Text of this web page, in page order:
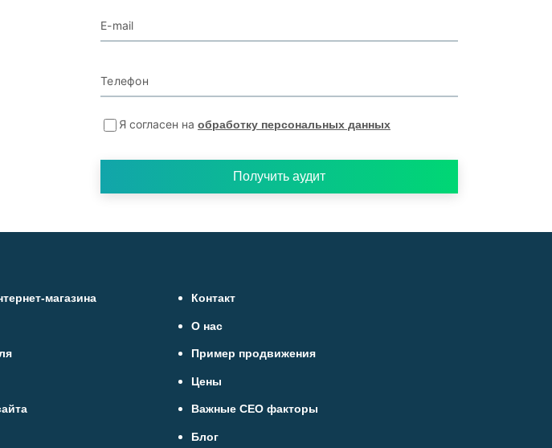
E-mail
Телефон
Я согласен на обработку персональных данных
Получить аудит
магазина Контакт
О нас
Пример продвижения
Цены
Важные СЕО факторы
Блог